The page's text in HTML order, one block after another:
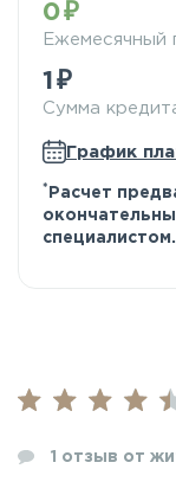
1 отзыв от
0
Ежемесячный
1
Сумма
График
* Расчет
специалистом.